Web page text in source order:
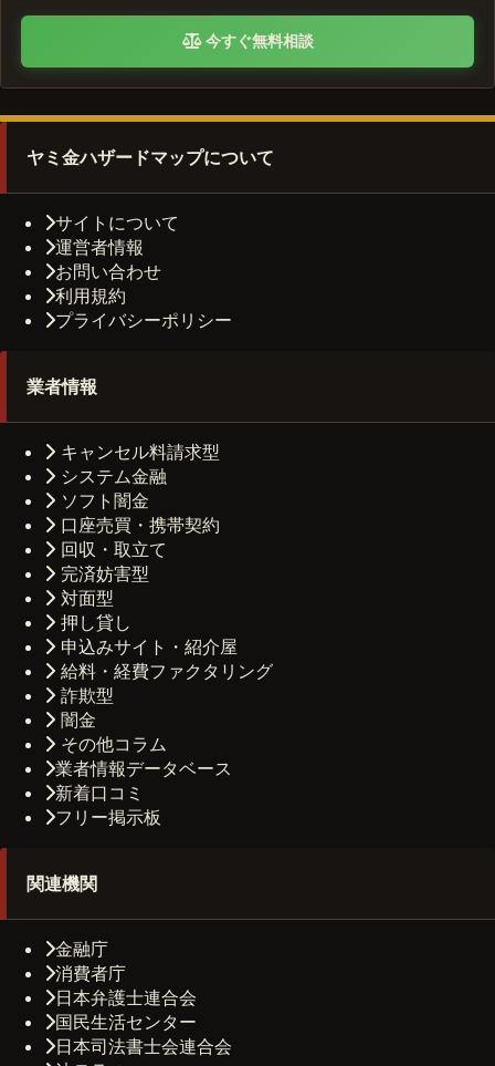
今すぐ無料相談
ヤミ金ハザードマップについて
サイトについて
運営者情報
お問い合わせ
利用規約
プライバシーポリシー
業者情報
キャンセル料請求型
システム金融
ソフト闇金
口座売買・携帯契約
回収・取立て
完済妨害型
対面型
押し貸し
申込みサイト・紹介屋
給料・経費ファクタリング
詐欺型
闇金
その他コラム
業者情報データベース
新着口コミ
フリー掲示板
関連機関
金融庁
消費者庁
日本弁護士連合会
国民生活センター
日本司法書士会連合会